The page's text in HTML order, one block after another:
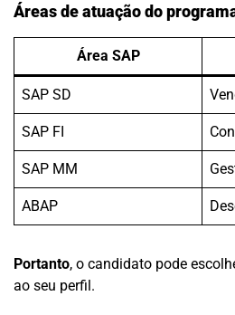
Áreas de atuação do
Área SAP
SAP SD
SAP FI
SAP MM
ABAP
Portanto, o candidato pode
ao seu perfil.